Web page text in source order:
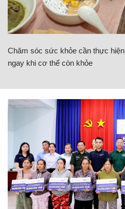
Chăm sóc sức khỏe cần thực hiện
ngay khi cơ thể còn khỏe